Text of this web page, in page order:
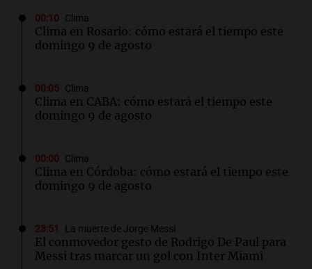
00:10 Clima
Clima en Rosario: cómo estará el tiempo este
domingo 9 de agosto
00:05 Clima
Clima en CABA: cómo estará el tiempo este
domingo 9 de agosto
00:00 Clima
Clima en Córdoba: cómo estará el tiempo este
domingo 9 de agosto
23:51 La muerte de Jorge Messi
El conmovedor gesto de Rodrigo De Paul para
Messi tras marcar un gol con Inter Miami